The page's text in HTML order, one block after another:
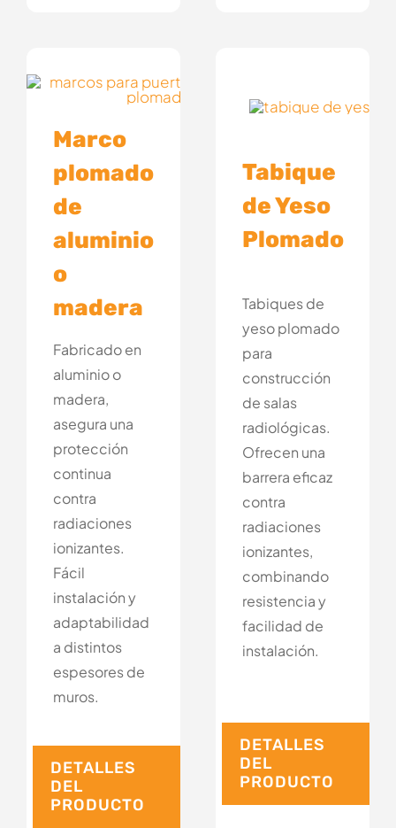
Marco
plomado
de
aluminio
o
madera
Fabricado en
aluminio o
madera,
asegura una
protección
continua
contra
radiaciones
ionizantes.
Fácil
instalación y
adaptabilidad
a distintos
espesores de
muros.
DETALLES
DEL
PRODUCTO
Tabique
de Yeso
Plomado
Tabiques de
yeso plomado
para
construcción
de salas
radiológicas.
Ofrecen una
barrera eficaz
contra
radiaciones
ionizantes,
combinando
resistencia y
facilidad de
instalación.
DETALLES
DEL
PRODUCTO